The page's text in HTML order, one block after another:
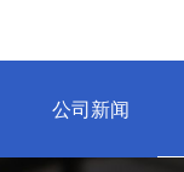
公司新闻